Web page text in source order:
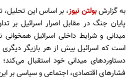
به گزارشبولتن نیوز، بر اساس این تحلیل،
پایان جنگ در مقابل اصرار اسرائیل بر
میدانی و شرایط داخلی اسرائیل همخوانی
است که اسرائیل بیش از هر بازیگر
دستاوردهای میدانی خود استقبال می‌کند؛
فشارهای اقتصادی، اجتماعی و سیاسی بر